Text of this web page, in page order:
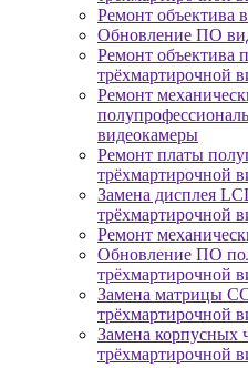
Ремонт объектива
Обновление ПО
Ремонт объектива
трёхмартирочной
Ремонт
видеокамеры
Ремонт платы
трёхмартирочной
Замена дисплея
трёхмартирочной
Ремонт
Обновление ПО
трёхмартирочной
Замена матрицы
трёхмартирочной
Замена корпусных
трёхмартирочной